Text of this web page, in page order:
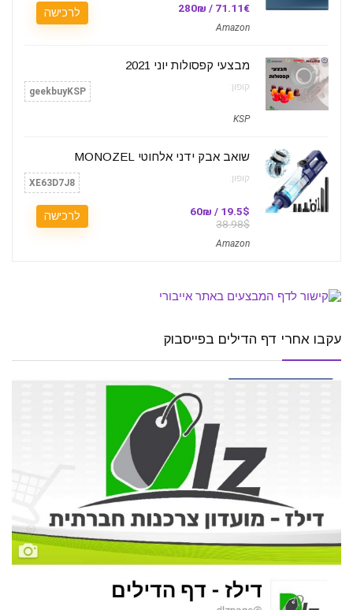
71.11€ / 280₪
Amazon
לרכישה
מבצעי קפסולות יוני 2021
קופון: geekbuyKSP
KSP
שואב אבק ידני אלחוטי MONOZEL
קופון: XE63D7J8
19.5$ / 60₪
38.98$
Amazon
לרכישה
עקבו אחרי דף הדילים בפייסבוק